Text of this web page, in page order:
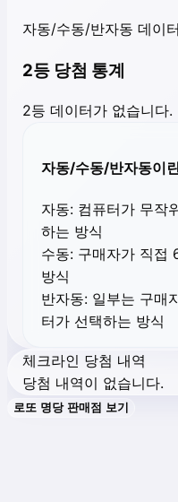
자동/수동/반자동 데이
2등 당첨 통계
2등 데이터가 없습니다.
자동/수동/반자동이
자동: 컴퓨터가 무작
하는 방식
수동: 구매자가 직접
방식
반자동: 일부는 구매
터가 선택하는 방식
체크라인 당첨 내역
당첨 내역이 없습니다.
로또 명당 판매점 보기